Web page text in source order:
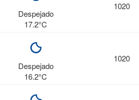
Despejado
17.2°C
1020
Despejado
16.2°C
1020